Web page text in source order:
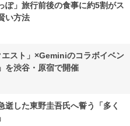
ぽ」旅行前後の食事に約5割がス
い方法
スト」×Geminiのコラボイベン
を渋谷・原宿で開催
逝した東野圭吾氏へ誓う「多く